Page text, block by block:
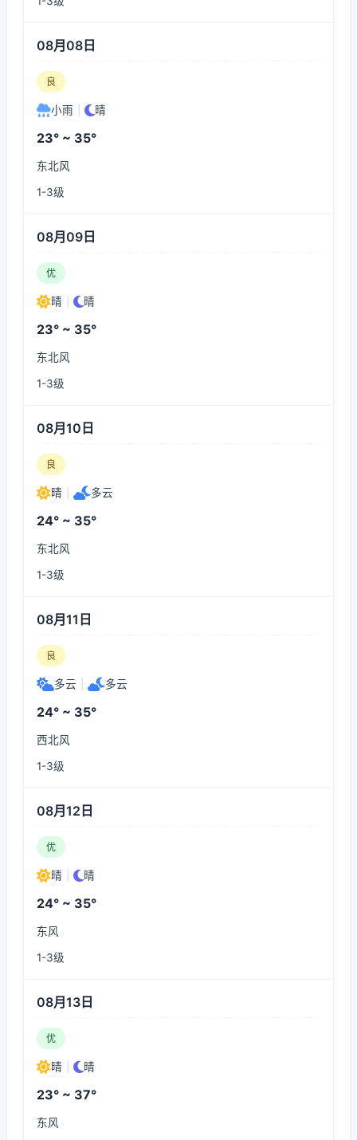
08月08日
良
小雨 晴
23° ~ 35°
东北风
1-3级
08月09日
优
晴 晴
23° ~ 35°
东北风
1-3级
08月10日
良
晴 多云
24° ~ 35°
东北风
1-3级
08月11日
良
多云 多云
24° ~ 35°
西北风
1-3级
08月12日
优
晴 晴
24° ~ 35°
东风
1-3级
08月13日
优
晴 晴
23° ~ 37°
东风